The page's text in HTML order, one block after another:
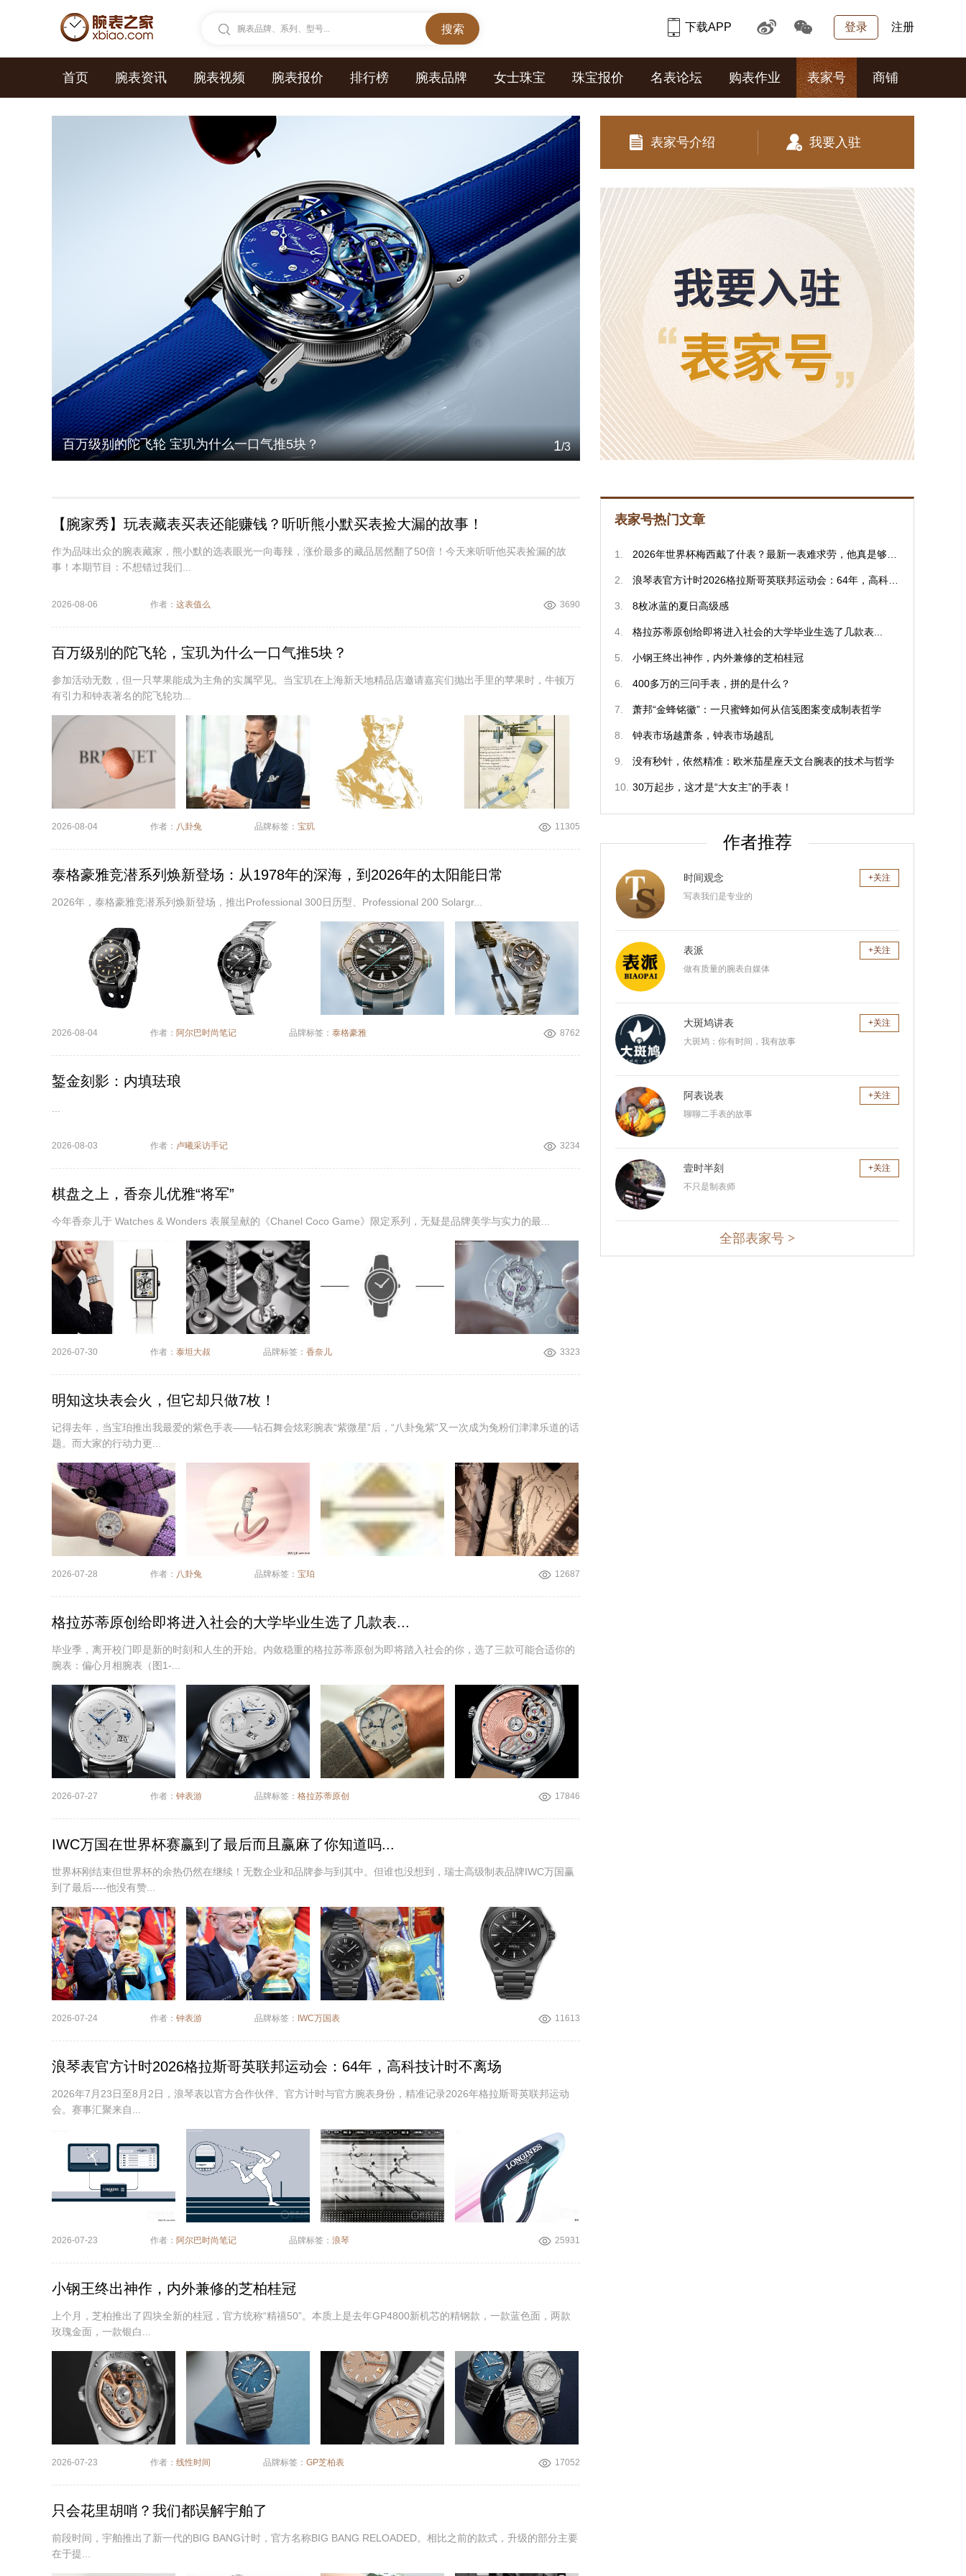
腕表品牌、系列、型号... 登录 注册
下载APP
首页 腕表资讯 腕表视频 腕表报价 排行榜 腕表品牌 女士珠宝 珠宝报价 名表论坛 购表作业 表家号 商铺
百万级别的陀飞轮 宝玑为什么一口气推5块？ 1/3
【腕家秀】玩表藏表买表还能赚钱？听听熊小默买表捡大漏的故事！
作为品味出众的腕表藏家，熊小默的选表眼光一向毒辣，涨价最多的藏品居然翻了50倍！今天来听听他买表捡漏的故
事！本期节目：不想错过我们...
2026-08-06 作者： 这表值么 3690
百万级别的陀飞轮，宝玑为什么一口气推5块？
参加活动无数，但一只苹果能成为主角的实属罕见。当宝玑在上海新天地精品店邀请嘉宾们抛出手里的苹果时，牛顿万
有引力和钟表著名的陀飞轮功...
2026-08-04 作者： 八卦兔 品牌标签： 宝玑 11305
泰格豪雅竞潜系列焕新登场：从1978年的深海，到2026年的太阳能日常
2026年，泰格豪雅竞潜系列焕新登场，推出Professional 300日历型、Professional 200 Solargr...
2026-08-04 作者： 阿尔巴时尚笔记 品牌标签： 泰格豪雅 8762
錾金刻影：内填珐琅
2026-08-03 作者： 卢曦采访手记 3234
棋盘之上，香奈儿优雅“将军”
今年香奈儿于 Watches & Wonders 表展呈献的《Chanel Coco Game》限定系列，无疑是品牌美学与实力的最...
2026-07-30 作者： 泰坦大叔 品牌标签： 香奈儿 3323
明知这块表会火，但它却只做7枚！
记得去年，当宝珀推出我最爱的紫色手表——钻石舞会炫彩腕表“紫微星”后，“八卦兔紫”又一次成为兔粉们津津乐道的话
题。而大家的行动力更...
2026-07-28 作者： 八卦兔 品牌标签： 宝珀 12687
格拉苏蒂原创给即将进入社会的大学毕业生选了几款表...
毕业季，离开校门即是新的时刻和人生的开始。内敛稳重的格拉苏蒂原创为即将踏入社会的你，选了三款可能合适你的
腕表：偏心月相腕表（图1-...
2026-07-27 作者： 钟表游 品牌标签： 格拉苏蒂原创 17846
IWC万国在世界杯赛赢到了最后而且赢麻了你知道吗...
世界杯刚结束但世界杯的余热仍然在继续！无数企业和品牌参与到其中。但谁也没想到，瑞士高级制表品牌IWC万国赢
到了最后----他没有赞...
2026-07-24 作者： 钟表游 品牌标签： IWC万国表 11613
浪琴表官方计时2026格拉斯哥英联邦运动会：64年，高科技计时不离场
2026年7月23日至8月2日，浪琴表以官方合作伙伴、官方计时与官方腕表身份，精准记录2026年格拉斯哥英联邦运动
会。赛事汇聚来自...
2026-07-23 作者： 阿尔巴时尚笔记 品牌标签： 浪琴 25931
小钢王终出神作，内外兼修的芝柏桂冠
上个月，芝柏推出了四块全新的桂冠，官方统称“精禧50”。本质上是去年GP4800新机芯的精钢款，一款蓝色面，两款
玫瑰金面，一款银白...
2026-07-23 作者： 线性时间 品牌标签： GP芝柏表 17052
只会花里胡哨？我们都误解宇舶了
前段时间，宇舶推出了新一代的BIG BANG计时，官方名称BIG BANG RELOADED。相比之前的款式，升级的部分主要
在于提...
表家号介绍 我要入驻
表家号热门文章
1. 2026年世界杯梅西戴了什表？最新一表难求劳，他真是够潮的！
2. 浪琴表官方计时2026格拉斯哥英联邦运动会：64年，高科技计时不离场
3. 8枚冰蓝的夏日高级感
4. 格拉苏蒂原创给即将进入社会的大学毕业生选了几款表...
5. 小钢王终出神作，内外兼修的芝柏桂冠
6. 400多万的三问手表，拼的是什么？
7. 萧邦“金蜂铭徽”：一只蜜蜂如何从信笺图案变成制表哲学
8. 钟表市场越萧条，钟表市场越乱
9. 没有秒针，依然精准：欧米茄星座天文台腕表的技术与哲学
10. 30万起步，这才是“大女主”的手表！
作者推荐
时间观念
写表我们是专业的
关注
表派
做有质量的腕表自媒体
关注
大斑鸠讲表
大斑鸠：你有时间，我有故事
关注
阿表说表
聊聊二手表的故事
关注
壹时半刻
不只是制表师
关注
全部表家号